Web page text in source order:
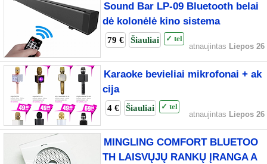
Sound Bar LP-09 Bluetooth belai
dė kolonėlė kino sistema
79 € Šiauliai ✓ tel
atnaujintas Liepos 26
Karaoke bevieliai mikrofonai + ak
cija
4 € Šiauliai ✓ tel
atnaujintas Liepos 26
MINGLING COMFORT BLUETOO
TH LAISVŲJŲ RANKŲ ĮRANGA A